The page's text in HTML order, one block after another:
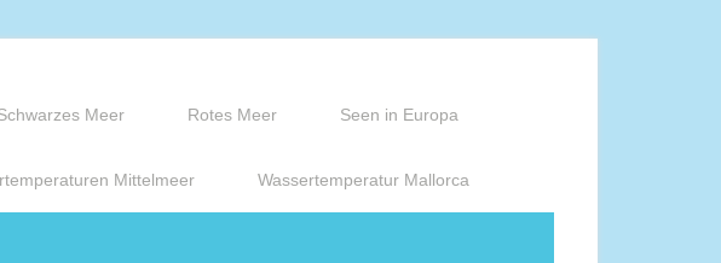
Meer Rotes Meer Seen in Europa
Mittelmeer Wassertemperatur Mallorca